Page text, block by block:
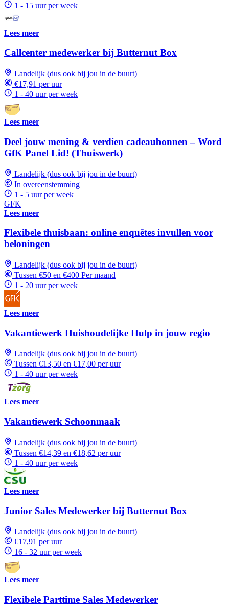
1 - 15 uur per week
Lees meer
Callcenter medewerker bij Butternut Box
Landelijk (dus ook bij jou in de buurt)
€17,91 per uur
1 - 40 uur per week
Lees meer
Deel jouw mening & verdien cadeaubonnen – Word
GfK Panel Lid! (Thuiswerk)
Landelijk (dus ook bij jou in de buurt)
In overeenstemming
1 - 5 uur per week
GFK
Lees meer
Flexibele thuisbaan: online enquêtes invullen voor
beloningen
Landelijk (dus ook bij jou in de buurt)
Tussen €50 en €400 Per maand
1 - 20 uur per week
Lees meer
Vakantiewerk Huishoudelijke Hulp in jouw regio
Landelijk (dus ook bij jou in de buurt)
Tussen €13,50 en €17,00 per uur
1 - 40 uur per week
Lees meer
Vakantiewerk Schoonmaak
Landelijk (dus ook bij jou in de buurt)
Tussen €14,39 en €18,62 per uur
1 - 40 uur per week
Lees meer
Junior Sales Medewerker bij Butternut Box
Landelijk (dus ook bij jou in de buurt)
€17,91 per uur
16 - 32 uur per week
Lees meer
Flexibele Parttime Sales Medewerker